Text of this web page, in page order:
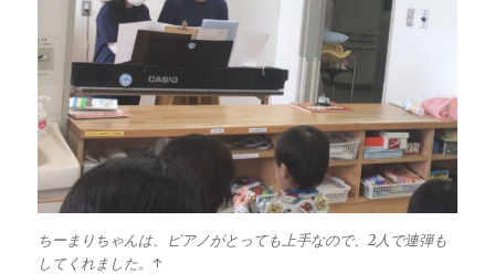
ちーまりちゃんは、ピアノがとっても上手なので、2人で連弾も
してくれました。↑